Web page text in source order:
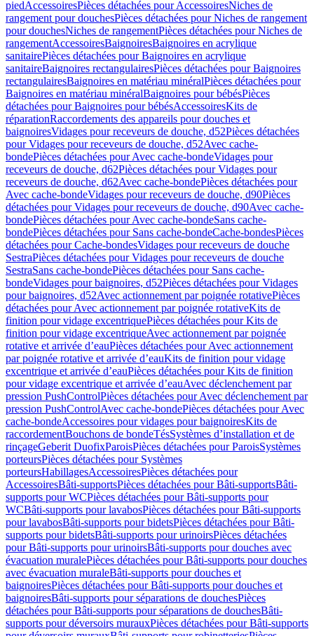
piedAccessoiresPièces détachées pour AccessoiresNiches de
rangement pour douchesPièces détachées pour Niches de rangement
pour douchesNiches de rangementPièces détachées pour Niches de
rangementAccessoiresBaignoiresBaignoires en acrylique
sanitairePièces détachées pour Baignoires en acrylique
sanitaireBaignoires rectangulairesPièces détachées pour Baignoires
rectangulairesBaignoires en matériau minéralPièces détachées pour
Baignoires en matériau minéralBaignoires pour bébésPièces
détachées pour Baignoires pour bébésAccessoiresKits de
réparationRaccordements des appareils pour douches et
baignoiresVidages pour receveurs de douche, d52Pièces détachées
pour Vidages pour receveurs de douche, d52Avec cache-
bondePièces détachées pour Avec cache-bondeVidages pour
receveurs de douche, d62Pièces détachées pour Vidages pour
receveurs de douche, d62Avec cache-bondePièces détachées pour
Avec cache-bondeVidages pour receveurs de douche, d90Pièces
détachées pour Vidages pour receveurs de douche, d90Avec cache-
bondePièces détachées pour Avec cache-bondeSans cache-
bondePièces détachées pour Sans cache-bondeCache-bondesPièces
détachées pour Cache-bondesVidages pour receveurs de douche
SestraPièces détachées pour Vidages pour receveurs de douche
SestraSans cache-bondePièces détachées pour Sans cache-
bondeVidages pour baignoires, d52Pièces détachées pour Vidages
pour baignoires, d52Avec actionnement par poignée rotativePièces
détachées pour Avec actionnement par poignée rotativeKits de
finition pour vidage excentriquePièces détachées pour Kits de
finition pour vidage excentriqueAvec actionnement par poignée
rotative et arrivée d’eauPièces détachées pour Avec actionnement
par poignée rotative et arrivée d’eauKits de finition pour vidage
excentrique et arrivée d’eauPièces détachées pour Kits de finition
pour vidage excentrique et arrivée d’eauAvec déclenchement par
pression PushControlPièces détachées pour Avec déclenchement par
pression PushControlAvec cache-bondePièces détachées pour Avec
cache-bondeAccessoires pour vidages pour baignoiresKits de
raccordementBouchons de bondeTésSystèmes d’installation et de
rinçageGeberit DuofixParoisPièces détachées pour ParoisSystèmes
porteursPièces détachées pour Systèmes
porteursHabillagesAccessoiresPièces détachées pour
AccessoiresBâti-supportsPièces détachées pour Bâti-supportsBâti-
supports pour WCPièces détachées pour Bâti-supports pour
WCBâti-supports pour lavabosPièces détachées pour Bâti-supports
pour lavabosBâti-supports pour bidetsPièces détachées pour Bâti-
supports pour bidetsBâti-supports pour urinoirsPièces détachées
pour Bâti-supports pour urinoirsBâti-supports pour douches avec
évacuation muralePièces détachées pour Bâti-supports pour douches
avec évacuation muraleBâti-supports pour douches et
baignoiresPièces détachées pour Bâti-supports pour douches et
baignoiresBâti-supports pour séparations de douchesPièces
détachées pour Bâti-supports pour séparations de douchesBâti-
supports pour déversoirs murauxPièces détachées pour Bâti-supports